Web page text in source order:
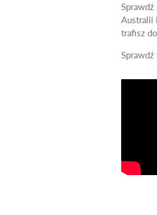
Australii
trafisz
Sprawdź